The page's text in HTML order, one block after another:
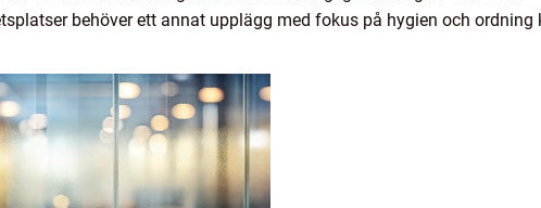
behöver ett annat upplägg med fokus på hygien och ordning